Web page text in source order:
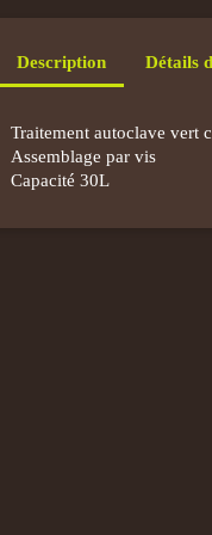
Description Détails
Traitement autoclave vert
Assemblage par vis
Capacité 30L